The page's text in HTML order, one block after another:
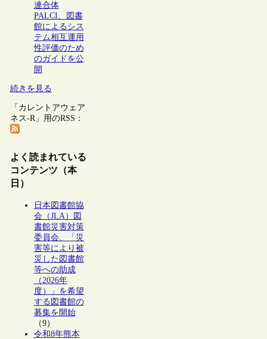
連合体
PALCI、図書
館によるシス
テム相互運用
性評価のため
のガイドを公
開
続きを見る
「カレントアウェア
ネス-R」用のRSS：
よく読まれている
コンテンツ（本
日）
日本図書館協
会（JLA）図
書館災害対策
委員会、「災
害等により被
災した図書館
等への助成
（2026年
度）」を希望
する図書館の
募集を開始
（9）
令和8年熊本